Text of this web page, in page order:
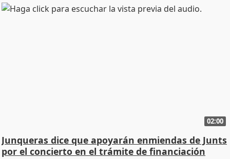
02:00
Junqueras dice que apoyarán enmiendas de Junts
por el concierto en el trámite de financiación